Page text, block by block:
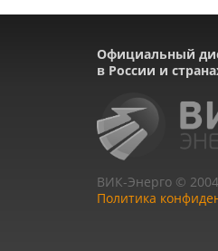
Официальный
в России и
ВИК-Энерго ©
Политика